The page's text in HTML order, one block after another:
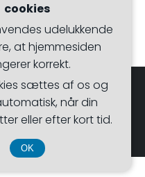
ved at bruge
WP Theme .
374 077 39
cookies
udelukkende
at hjemmesiden
korrekt.
sættes af os og
når din
eller efter kort tid.
OK